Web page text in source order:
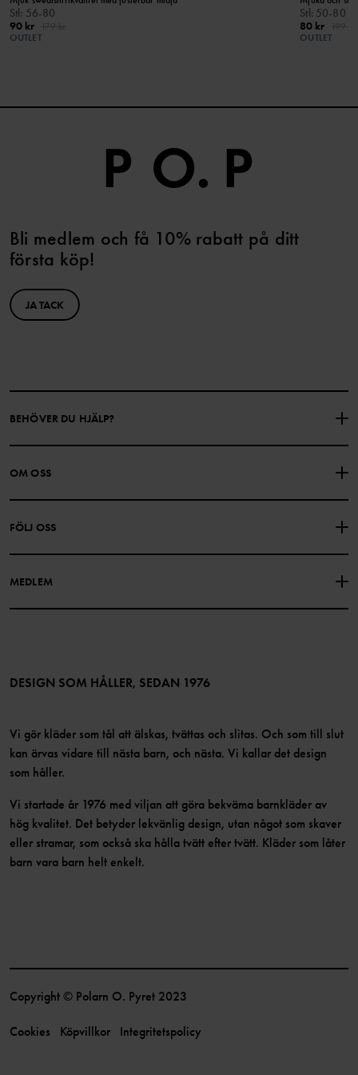
Stl : 56-80
90 kr
OUTLET
Stl : 50-80
80 kr
OUTLET
Bli medlem och få 10% rabatt på ditt
första köp!
JA TACK
BEHÖVER DU HJÄLP?
KONTAKTA OSS
PRESENTKORTSALDO KÖPVILLKOR
INTEGRITETSPOLICY
OM OSS
FÖLJ OSS
MEDLEM
Bli medlem
DESIGN SOM HÅLLER, SEDAN 1976
Vi gör kläder som tål att älskas, tvättas och slitas. Och som till slut
kan ärvas vidare till nästa barn, och nästa. Vi kallar det design
som håller.
Vi startade år 1976 med viljan att göra bekväma barnkläder av
hög kvalitet. Det betyder lekvänlig design, utan något som skaver
eller stramar, som också ska hålla tvätt efter tvätt. Kläder som låter
barn vara barn helt enkelt.
Copyright © Polarn O. Pyret 2023
Cookies Köpvillkor Integritetspolicy